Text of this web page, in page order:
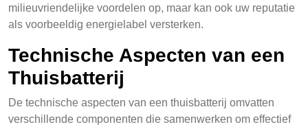
milieuvriendelijke voordelen op, maar kan ook uw reputatie
als voorbeeldig energielabel versterken.
Technische Aspecten van een
Thuisbatterij
De technische aspecten van een thuisbatterij omvatten
verschillende componenten die samenwerken om effectief